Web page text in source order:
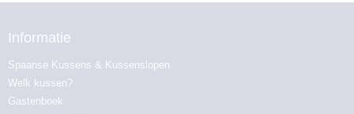
Informatie
Spaanse Kussens & Kussenslopen
Welk kussen?
Gastenboek